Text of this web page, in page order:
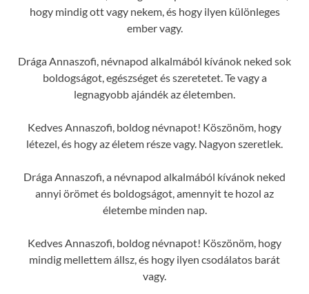
hogy mindig ott vagy nekem, és hogy ilyen különleges
ember vagy.
Drága Annaszofi, névnapod alkalmából kívánok neked sok
boldogságot, egészséget és szeretetet. Te vagy a
legnagyobb ajándék az életemben.
Kedves Annaszofi, boldog névnapot! Köszönöm, hogy
létezel, és hogy az életem része vagy. Nagyon szeretlek.
Drága Annaszofi, a névnapod alkalmából kívánok neked
annyi örömet és boldogságot, amennyit te hozol az
életembe minden nap.
Kedves Annaszofi, boldog névnapot! Köszönöm, hogy
mindig mellettem állsz, és hogy ilyen csodálatos barát
vagy.